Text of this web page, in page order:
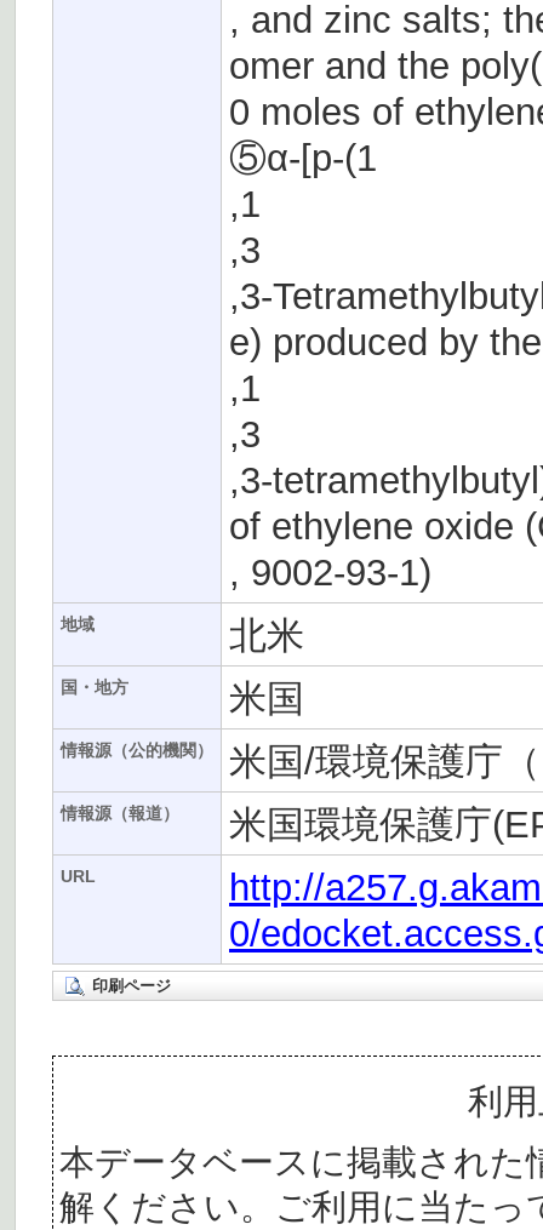
, and zinc salts;
omer and the
0 moles of
⑤α-[p-(1
,1
,3
,3-
e) produced by
,1
,3
,3-
of ethylene oxide
, 9002-93-1)
地域 北米
国・地方 米国
情報源（公的機関） 米国/環境保護庁
情報源（報道） 米国環境保護庁
URL
http://
0/
印刷ページ
利
本データベースに掲載された
解ください。ご利用に当た